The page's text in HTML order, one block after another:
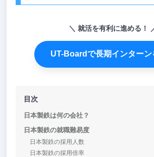
就活を有利に進める！
UT-Boardで長期インターン
目次
日本製鉄は何の会社？
日本製鉄の就職難易度
日本製鉄の採用人数
日本製鉄の採用倍率